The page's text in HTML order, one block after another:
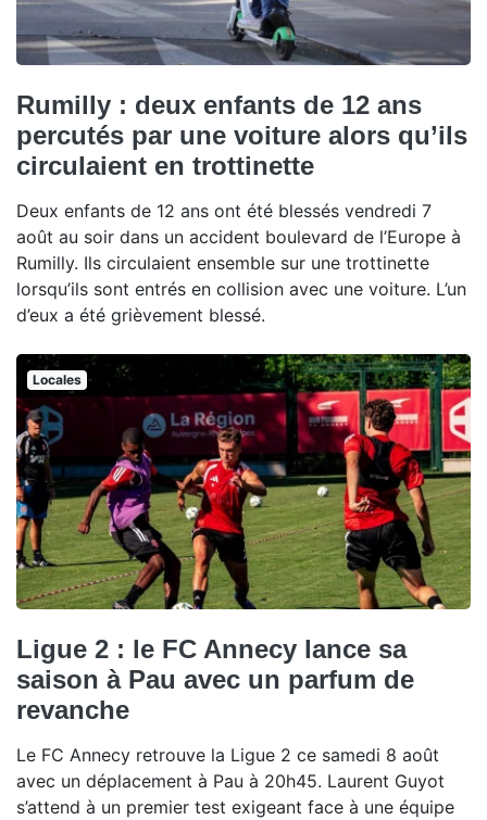
Rumilly : deux enfants de 12 ans
percutés par une voiture alors qu’ils
circulaient en trottinette
Deux enfants de 12 ans ont été blessés vendredi 7
août au soir dans un accident boulevard de l’Europe à
Rumilly. Ils circulaient ensemble sur une trottinette
lorsqu’ils sont entrés en collision avec une voiture. L’un
d’eux a été grièvement blessé.
Locales
Ligue 2 : le FC Annecy lance sa
saison à Pau avec un parfum de
revanche
Le FC Annecy retrouve la Ligue 2 ce samedi 8 août
avec un déplacement à Pau à 20h45. Laurent Guyot
s’attend à un premier test exigeant face à une équipe